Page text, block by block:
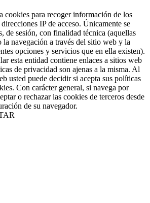
cookies para recoger información de los
IP de acceso. Únicamente se
de sesión, con finalidad técnica (aquellas
la navegación a través del sitio web y la
opciones y servicios que en ella existen).
esta entidad contiene enlaces a sitios web
de privacidad son ajenas a la misma. Al
usted puede decidir si acepta sus políticas
Con carácter general, si navega por
o rechazar las cookies de terceros desde
de su navegador.